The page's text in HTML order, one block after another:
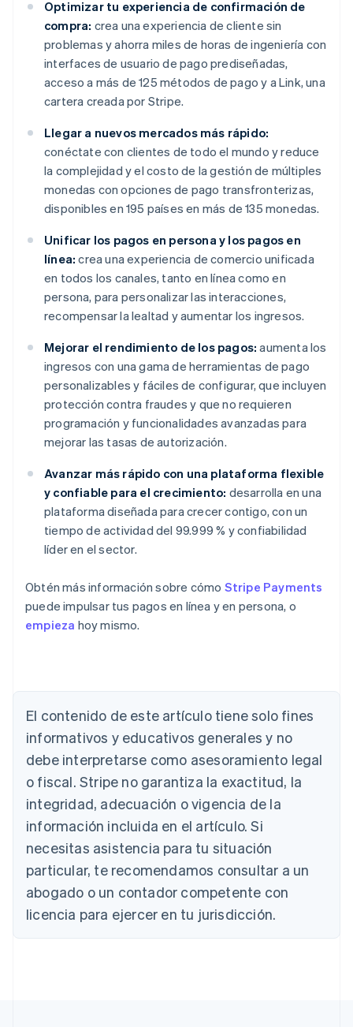
Optimizar tu experiencia de confirmación de
compra: crea una experiencia de cliente sin
problemas y ahorra miles de horas de ingeniería con
interfaces de usuario de pago prediseñadas,
acceso a más de 125 métodos de pago y a Link, una
cartera creada por Stripe.
Llegar a nuevos mercados más rápido:
conéctate con clientes de todo el mundo y reduce
la complejidad y el costo de la gestión de múltiples
monedas con opciones de pago transfronterizas,
disponibles en 195 países en más de 135 monedas.
Unificar los pagos en persona y los pagos en
línea: crea una experiencia de comercio unificada
en todos los canales, tanto en línea como en
persona, para personalizar las interacciones,
recompensar la lealtad y aumentar los ingresos.
Mejorar el rendimiento de los pagos: aumenta los
ingresos con una gama de herramientas de pago
personalizables y fáciles de configurar, que incluyen
protección contra fraudes y que no requieren
programación y funcionalidades avanzadas para
mejorar las tasas de autorización.
Avanzar más rápido con una plataforma flexible
y confiable para el crecimiento: desarrolla en una
plataforma diseñada para crecer contigo, con un
tiempo de actividad del 99.999 % y confiabilidad
líder en el sector.
Obtén más información sobre cómo Stripe Payments
puede impulsar tus pagos en línea y en persona, o
empieza hoy mismo.
El contenido de este artículo tiene solo fines
informativos y educativos generales y no
debe interpretarse como asesoramiento legal
o fiscal. Stripe no garantiza la exactitud, la
integridad, adecuación o vigencia de la
información incluida en el artículo. Si
necesitas asistencia para tu situación
particular, te recomendamos consultar a un
abogado o un contador competente con
licencia para ejercer en tu jurisdicción.
DeutschEnglish
Australia
English
Austria
DeutschEnglish
Nederlands FrançaisDeutsch English
Brasil
Português English
Bulgaria
English
Canadá
China continental
简体中文English